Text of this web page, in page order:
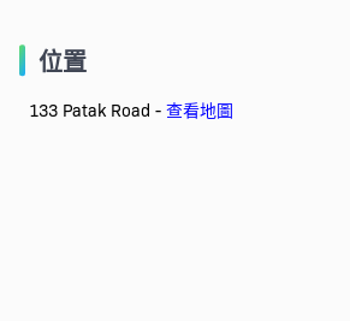
位置
133 Patak Road - 查看地圖